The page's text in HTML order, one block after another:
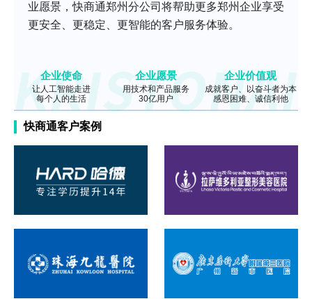
业愿景，快商通郑州分公司将帮助更多郑州企业享受
更安全、更稳定、更智能的客户服务体验。
企业使命
让人工智能走进
每个人的生活
企业愿景
用技术和产品服务
30亿用户
企业价值观
成就客户、以奋斗者为本
感恩困难、诚信利他
快商通客户案例